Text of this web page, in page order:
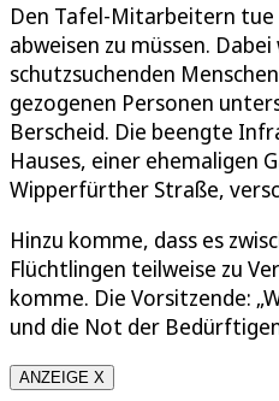
Den Tafel-Mitarbeitern tue
abweisen zu müssen.
schutzsuchenden
gezogenen Personen
Berscheid. Die beengte
Hauses, einer ehemaligen
Wipperfürther Straße,
Hinzu komme, dass es
Flüchtlingen teilweise zu
komme. Die Vorsitzende:
und die Not der
ANZEIGE X